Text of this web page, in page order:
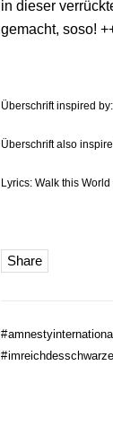
in dieser
gemacht, soso!
Überschrift inspired
Überschrift also
Lyrics: Walk this
Share
#amnestyinternational
#